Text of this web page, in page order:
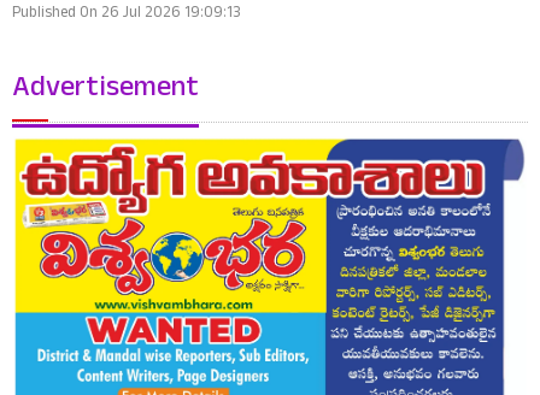
Published On 26 Jul 2026 19:09:13
Advertisement